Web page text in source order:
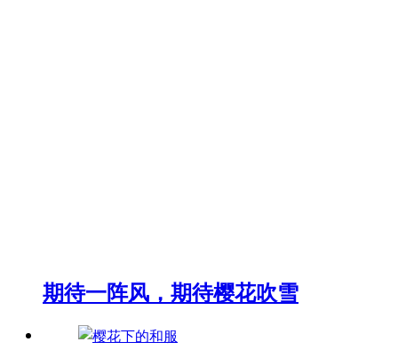
期待一阵风，期待樱花吹雪